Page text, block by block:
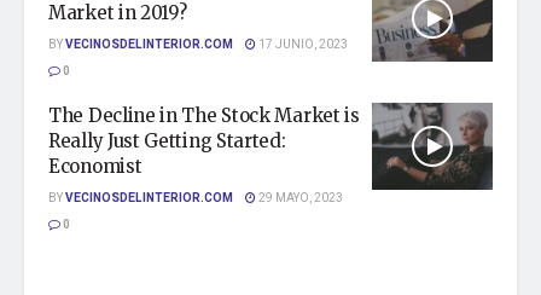
Market in 2019?
BYVECINOSDELINTERIOR.COM
17 JUNIO, 2023
0
The Decline in The Stock Market is
Really Just Getting Started:
Economist
BYVECINOSDELINTERIOR.COM
29 MAYO, 2023
0